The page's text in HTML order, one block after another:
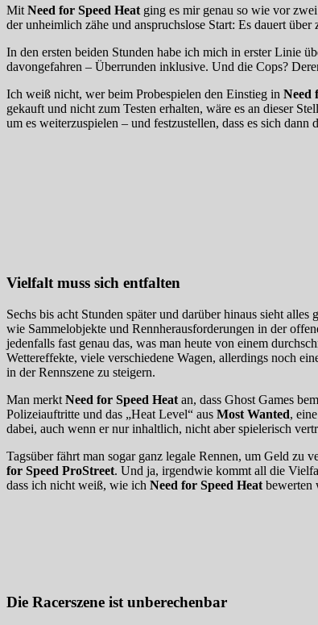
Mit Need for Speed Heat ging es mir genau so wie vor
der unheimlich zähe und anspruchslose Start: Es dauert über
In den ersten beiden Stunden habe ich mich in erster Linie
davongefahren – Überrunden inklusive. Und die Cops?
Ich weiß nicht, wer beim Probespielen den Einstieg in Need
gekauft und nicht zum Testen erhalten, wäre es an dieser
um es weiterzuspielen – und festzustellen, dass es sich
Vielfalt muss sich entfalten
Sechs bis acht Stunden später und darüber hinaus sieht
wie Sammelobjekte und Rennherausforderungen in der
jedenfalls fast genau das, was man heute von einem
Wettereffekte, viele verschiedene Wagen, allerdings noch
in der Rennszene zu steigern.
Man merkt Need for Speed Heat an, dass Ghost Games
Polizeiauftritte und das „Heat Level“ aus Most Wanted,
dabei, auch wenn er nur inhaltlich, nicht aber spielerisch
Tagsüber fährt man sogar ganz legale Rennen, um Geld zu
for Speed ProStreet. Und ja, irgendwie kommt all die
dass ich nicht weiß, wie ich Need for Speed Heat bewerten
Die Racerszene ist unberechenbar